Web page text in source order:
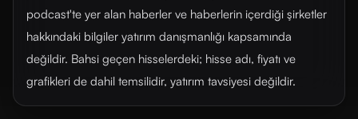
podcast'te yer alan haberler ve haberlerin içerdiği şirketler
hakkındaki bilgiler yatırım danışmanlığı kapsamında
değildir. Bahsi geçen hisselerdeki; hisse adı, fiyatı ve
grafikleri de dahil temsilidir, yatırım tavsiyesi değildir.